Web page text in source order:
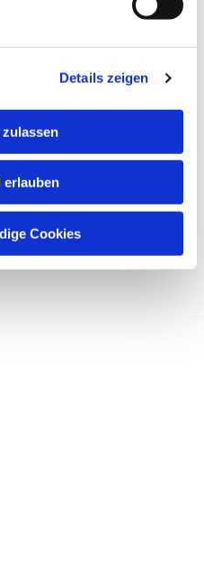
Details zeigen
erlauben
Cookies
Sie auch